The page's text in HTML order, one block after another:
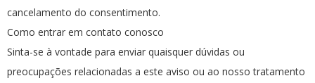
cancelamento do consentimento.
Como entrar em contato conosco
Sinta-se à vontade para enviar quaisquer dúvidas ou
preocupações relacionadas a este aviso ou ao nosso tratamento